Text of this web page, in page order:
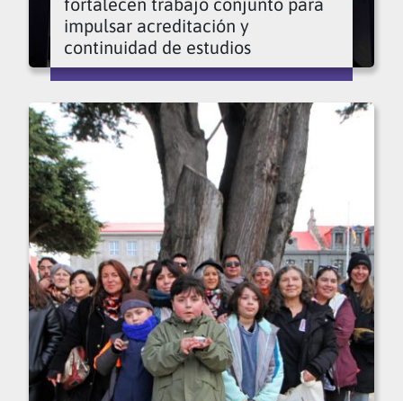
impulsar acreditación y
continuidad de estudios